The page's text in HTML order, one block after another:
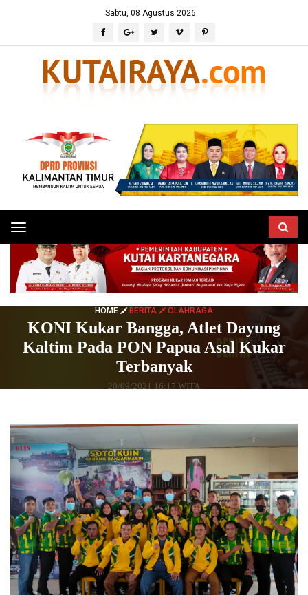
Sabtu, 08 Agustus 2026
Toggle
navigation
HOME BERITA OLAHRAGA
KONI Kukar Bangga, Atlet Dayung
Kaltim Pada PON Papua Asal Kukar
Terbanyak
20/09/2021 16:17 WITA